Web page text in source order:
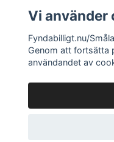
© Copyright 2026
Vi använder
Fyndabilligt.nu/
Genom att fortsätta
användandet av